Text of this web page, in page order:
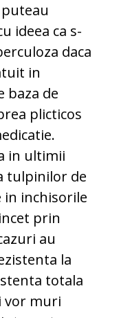
ideea ca s-
daca
in
baza de
plicticos
in ultimii
tulpinilor de
in inchisorile
prin
au
la
totala
vor muri